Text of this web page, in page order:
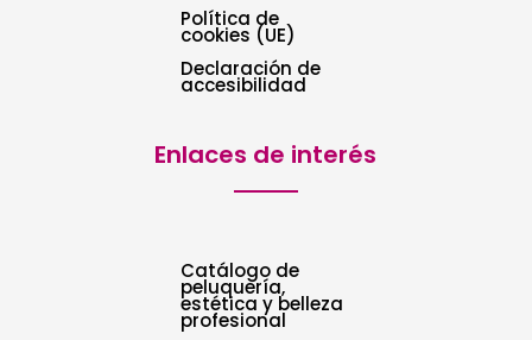
Política de
cookies (UE)
Declaración de
accesibilidad
Enlaces de interés
Catálogo de
peluquería,
estética y belleza
profesional